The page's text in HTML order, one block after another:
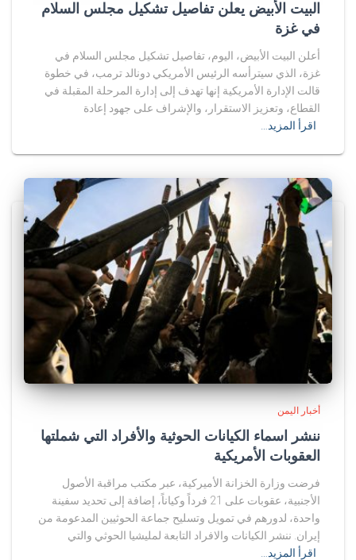
البيت الأبيض يعلن تفاصيل تشكيل مجلس السلام
في غزة
أعلن البيت الأبيض، اليوم، تفاصيل تشكيل مجلس السلام في
غزة، الذي سيترأسه الرئيس الأمريكي دونالد ترمب، في خطوة
قالت الإدارة الأمريكية إنها تهدف إلى إدارة المرحلة المقبلة في
القطاع، وتعزيز الاستقرار، والإشراف على جهود إعادة
اقرأ المزيد…
أخبار اليمن
ننشر اسماء الكيانات الحوثية والأفراد التي شملتها
العقوبات الأمريكية
فرضت وزارة الخزانة الأميركية، عبر مكتب مراقبة الأصول
الأجنبية، عقوبات على 21 فرداً وكياناً، إضافة إلى تحديد سفينة
واحدة، لدورهم في تمويل وتسليح جماعة الحوثيين المدعومة من
إيران. ننشر الكيانات والافراد التابعة لمليشيا الحوثي والتي
اقرأ المزيد…